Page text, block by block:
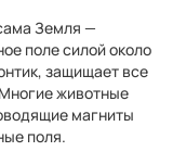
Земля —
поле силой около
защищает все
животные
магниты
поля.